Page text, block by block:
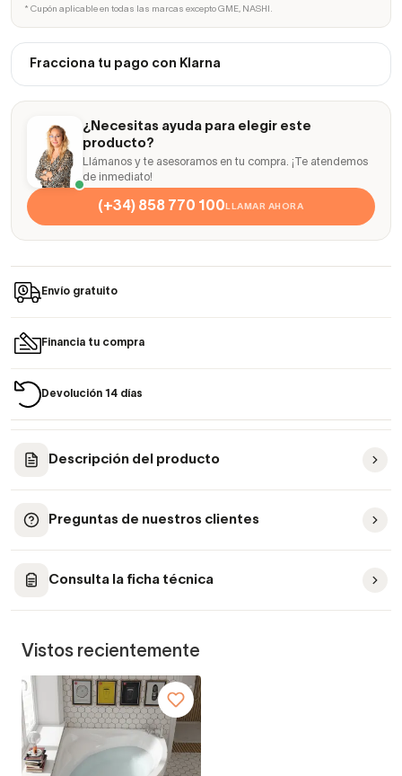
* Cupón aplicable en todas las marcas excepto GME, NASHI.
Fracciona tu pago con Klarna
¿Necesitas ayuda para elegir este
producto?
Llámanos y te asesoramos en tu compra. ¡Te atendemos
de inmediato!
(+34) 858 770 100LLAMAR AHORA
Envío gratuito
Financia tu compra
Devolución 14 días
Descripción del producto
Preguntas de nuestros clientes
Consulta la ficha técnica
Vistos recientemente